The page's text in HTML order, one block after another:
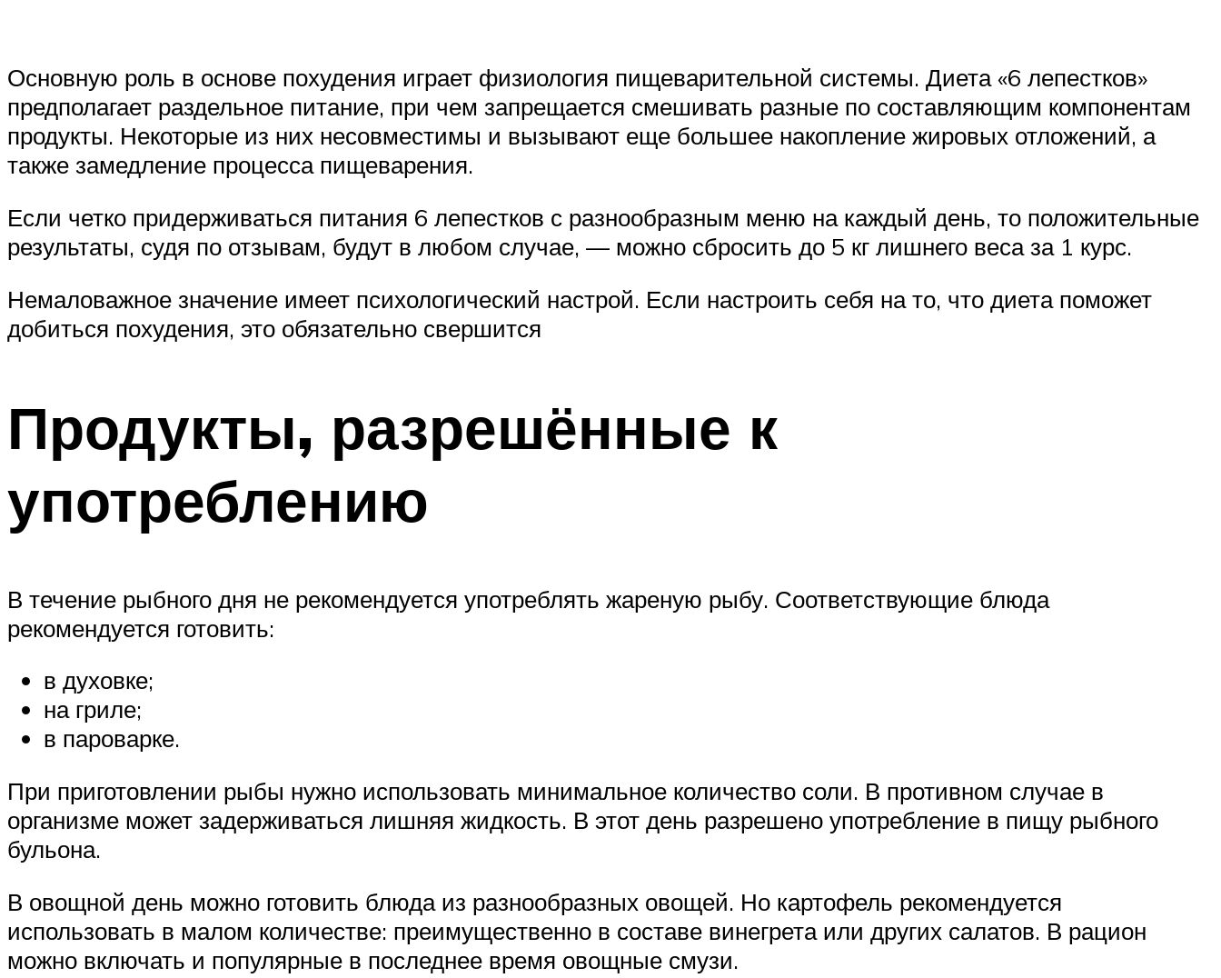
Основную роль в основе похудения играет физиология пищеварительной системы. Диета «6 лепестков»
предполагает раздельное питание, при чем запрещается смешивать разные по составляющим компонентам
продукты. Некоторые из них несовместимы и вызывают еще большее накопление жировых отложений, а
также замедление процесса пищеварения.
Если четко придерживаться питания 6 лепестков с разнообразным меню на каждый день, то положительные
результаты, судя по отзывам, будут в любом случае, — можно сбросить до 5 кг лишнего веса за 1 курс.
Немаловажное значение имеет психологический настрой. Если настроить себя на то, что диета поможет
добиться похудения, это обязательно свершится
Продукты, разрешённые к
употреблению
В течение рыбного дня не рекомендуется употреблять жареную рыбу. Соответствующие блюда
рекомендуется готовить:
в духовке;
на гриле;
в пароварке.
При приготовлении рыбы нужно использовать минимальное количество соли. В противном случае в
организме может задерживаться лишняя жидкость. В этот день разрешено употребление в пищу рыбного
бульона.
В овощной день можно готовить блюда из разнообразных овощей. Но картофель рекомендуется
использовать в малом количестве: преимущественно в составе винегрета или других салатов. В рацион
можно включать и популярные в последнее время овощные смузи.